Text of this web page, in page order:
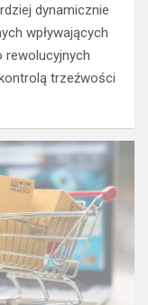
dynamicznie
wpływających
rewolucyjnych
trzeźwości